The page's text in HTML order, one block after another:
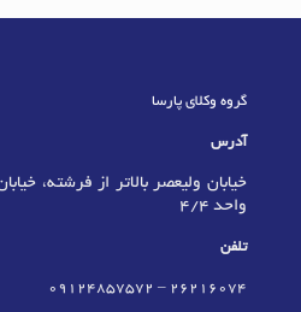
گروه وکلای پارسا
آدرس
واحد 4/4
تلفن
٢٦٢١٦٠٧٤ –
09124857572